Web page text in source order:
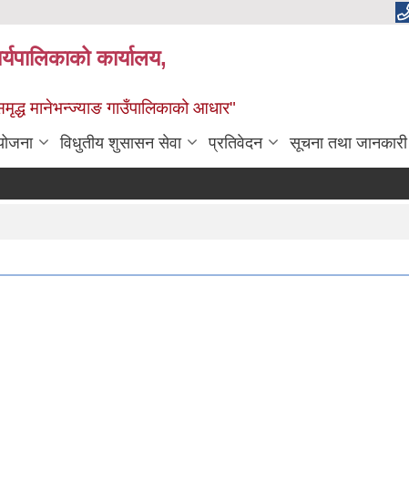
कार्यालय,
मानेभन्ज्याङ गाउँपालिकाको आधार"
विधुतीय शुसासन सेवा प्रतिवेदन सूचना तथा जानकारी